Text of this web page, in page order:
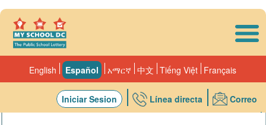
Français
Tiếng Việt
中文
አማርኛ
Español
English
Correo
Línea directa
Iniciar Sesion